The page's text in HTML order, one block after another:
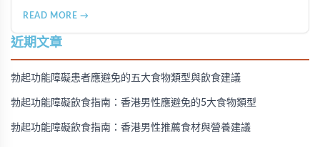
購買方法，並提供真實用戶經驗分享。
READ MORE →
近期文章
勃起功能障礙患者應避免的五大食物類型與飲食建議
勃起功能障礙飲食指南：香港男性應避免的5大食物類型
勃起功能障礙飲食指南：香港男性推薦食材與營養建議